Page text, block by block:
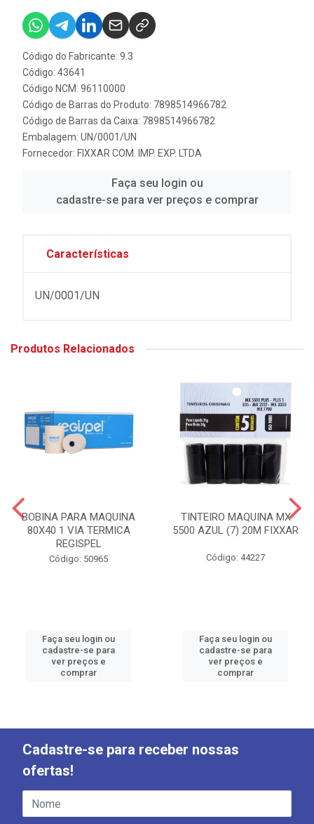
Código do Fabricante: 9.3
Código: 43641
Código NCM: 96110000
Código de Barras do Produto: 7898514966782
Código de Barras da Caixa: 7898514966782
Embalagem: UN/0001/UN
Fornecedor: FIXXAR COM. IMP. EXP. LTDA
Faça seu login ou
cadastre-se para ver preços e comprar
Características
UN/0001/UN
Produtos Relacionados
BOBINA PARA MAQUINA
80X40 1 VIA TERMICA
REGISPEL
Código: 50965
Faça seu login ou
cadastre-se para
ver preços e
comprar
TINTEIRO MAQUINA MX
5500 AZUL (7) 20M FIXXAR
Código: 44227
Faça seu login ou
cadastre-se para
ver preços e
comprar
Cadastre-se para receber nossas
ofertas!